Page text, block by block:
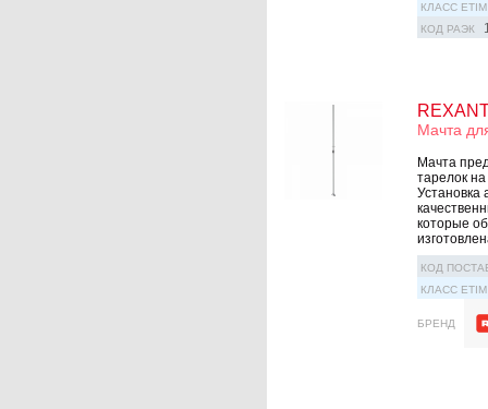
КЛАСС ETIM
КОД РАЭК
Мачта
Мачта
тарелок
Установка
которые
КОД
КЛАСС ETIM
БРЕНД